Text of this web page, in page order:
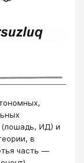
(лошадь, ИД) и
в
часть ―